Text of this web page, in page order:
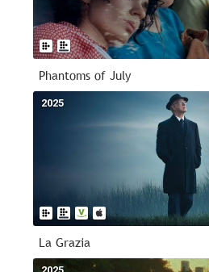
Phantoms of July
2025
La Grazia